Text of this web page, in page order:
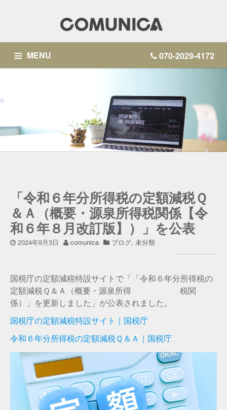
MENU 070-2029-4172
CONTACT
「令和６年分所得税の定額減税Ｑ
＆Ａ（概要・源泉所得税関係【令
和６年８月改訂版】）」を公表
2024年9月3日 comunica ブログ, 未分類
国税庁の定額減税特設サイトで「「令和６年分所得税の
定額減税Ｑ＆Ａ（概要・源泉所得 税関
係）」を更新しました」が公表されました。
国税庁の定額減税特設サイト｜国税庁
令和６年分所得税の定額減税Ｑ＆Ａ｜国税庁